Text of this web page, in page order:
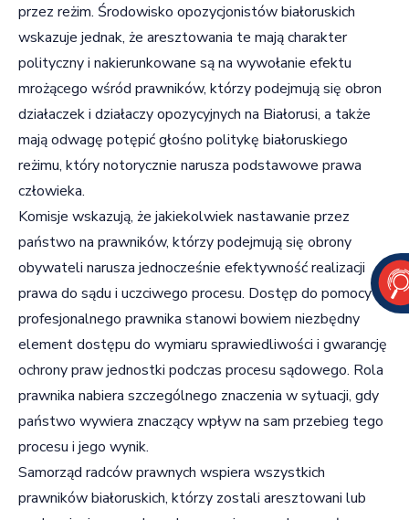
przez reżim. Środowisko opozycjonistów białoruskich
wskazuje jednak, że aresztowania te mają charakter
polityczny i nakierunkowane są na wywołanie efektu
mrożącego wśród prawników, którzy podejmują się obron
działaczek i działaczy opozycyjnych na Białorusi, a także
mają odwagę potępić głośno politykę białoruskiego
reżimu, który notorycznie narusza podstawowe prawa
człowieka.
Komisje wskazują, że jakiekolwiek nastawanie przez
państwo na prawników, którzy podejmują się obrony
obywateli narusza jednocześnie efektywność realizacji
prawa do sądu i uczciwego procesu. Dostęp do pomocy
profesjonalnego prawnika stanowi bowiem niezbędny
element dostępu do wymiaru sprawiedliwości i gwarancję
ochrony praw jednostki podczas procesu sądowego. Rola
prawnika nabiera szczególnego znaczenia w sytuacji, gdy
państwo wywiera znaczący wpływ na sam przebieg tego
procesu i jego wynik.
Samorząd radców prawnych wspiera wszystkich
prawników białoruskich, którzy zostali aresztowani lub